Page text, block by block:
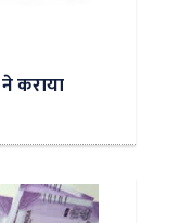
कराया